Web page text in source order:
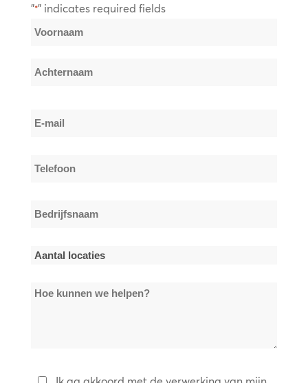
"*" indicates required fields
Naam
E-
Telefoon
Bedrijfsnaam
Aantal
*Hoe
Privacybeleid